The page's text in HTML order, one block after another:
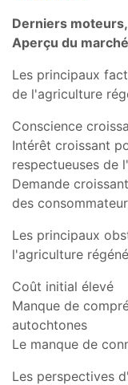
Derniers
Aperçu du
Les principaux
de l'agriculture
Conscience
Intérêt croissant
respectueuses de
Demande
des
Les principaux
l'agriculture
Coût initial élevé
Manque de
autochtones
Le manque de
Les perspectives